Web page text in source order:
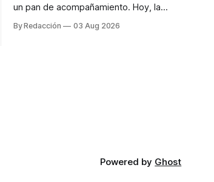
un pan de acompañamiento. Hoy, la
platillos favoritos de quienes buscan
By Redacción 03 Aug 2026
Powered by Ghost